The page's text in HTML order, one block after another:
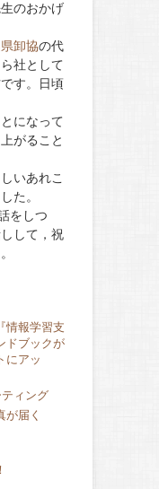
のおかげ
卸協の代
社として
す。日頃
になって
がること
いあれこ
た。
をしつ
して，祝
情報学習支
ドブックが
にアッ
ィング
が届く